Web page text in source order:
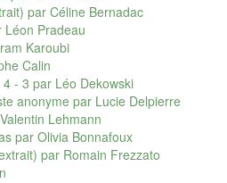
par Céline Bernadac
Léon Pradeau
Karoubi
Calin
4 - 3 par Léo Dekowski
anonyme par Lucie Delpierre
Lehmann
par Olivia Bonnafoux
par Romain Frezzato